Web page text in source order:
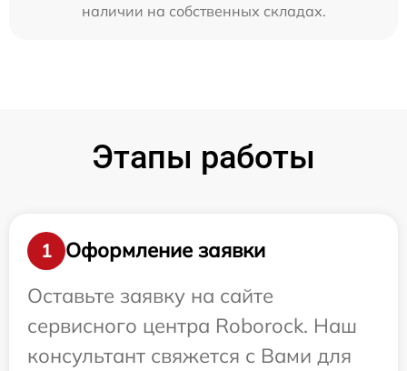
наличии на собственных складах.
Этапы работы
1
Оформление заявки
Оставьте заявку на сайте
сервисного центра Roborock. Наш
консультант свяжется с Вами для